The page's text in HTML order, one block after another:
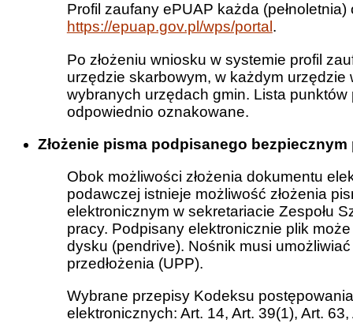
Profil zaufany ePUAP każda
https://epuap.gov.pl/wps/portal .
Po złożeniu wniosku w systemie profil
urzędzie skarbowym, w każdym urzędzie
wybranych urzędach gmin. Lista
odpowiednio oznakowane.
Złożenie pisma podpisanego
Obok możliwości złożenia dokumentu
podawczej istnieje możliwość złożenia
elektronicznym w sekretariacie Zespołu
pracy. Podpisany elektronicznie plik
dysku (pendrive). Nośnik musi
przedłożenia (UPP).
Wybrane przepisy Kodeksu
elektronicznych: Art. 14, Art. 39(1), Art.